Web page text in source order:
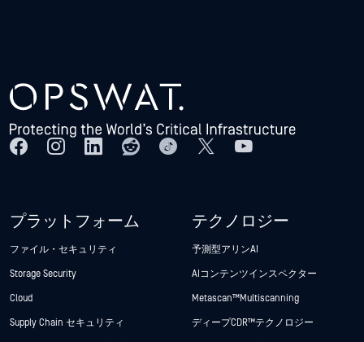
プラットフォーム
ファイル・セキュリティ
Storage Security
Cloud
Supply Chain セキュリティ
テクノロジー
予測型アリンAI
AIコンテンツインスペクター
Metascan™ Multiscanning
ディープCDR™テクノロジー